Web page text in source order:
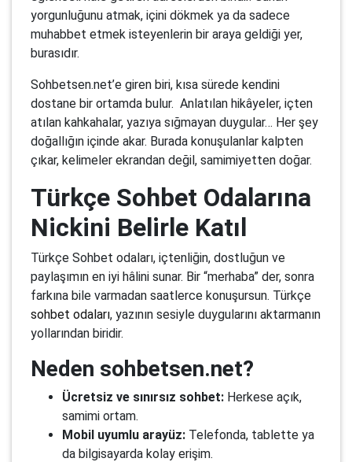
yorgunluğunu atmak, içini dökmek ya da sadece
muhabbet etmek isteyenlerin bir araya geldiği yer,
burasıdır.
Sohbetsen.net’e giren biri, kısa sürede kendini
dostane bir ortamda bulur. Anlatılan hikâyeler, içten
atılan kahkahalar, yazıya sığmayan duygular… Her şey
doğallığın içinde akar. Burada konuşulanlar kalpten
çıkar, kelimeler ekrandan değil, samimiyetten doğar.
Türkçe Sohbet Odalarına
Nickini Belirle Katıl
Türkçe Sohbet odaları, içtenliğin, dostluğun ve
paylaşımın en iyi hâlini sunar. Bir “merhaba” der, sonra
farkına bile varmadan saatlerce konuşursun. Türkçe
sohbet odaları, yazının sesiyle duygularını aktarmanın
yollarından biridir.
Neden sohbetsen.net?
Ücretsiz ve sınırsız sohbet: Herkese açık,
samimi ortam.
Mobil uyumlu arayüz: Telefonda, tablette ya
da bilgisayarda kolay erişim.